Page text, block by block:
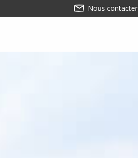
Nous contacter